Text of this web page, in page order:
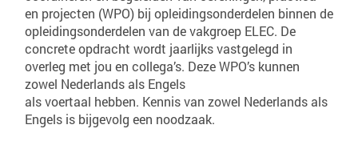
en projecten (WPO) bij opleidingsonderdelen binnen de
opleidingsonderdelen van de vakgroep ELEC. De
concrete opdracht wordt jaarlijks vastgelegd in
overleg met jou en collega’s. Deze WPO’s kunnen
zowel Nederlands als Engels
als voertaal hebben. Kennis van zowel Nederlands als
Engels is bijgevolg een noodzaak.